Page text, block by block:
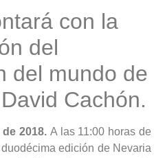
con la
del
del mundo de
Cachón.
2018. A las 11:00 horas de
edición de Nevaria